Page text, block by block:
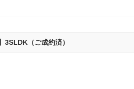
3SLDK（ご成約済）